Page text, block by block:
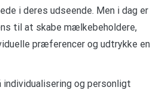
i deres udseende. Men i dag er
til at skabe mælkebeholdere,
præferencer og udtrykke en
individualisering og personligt